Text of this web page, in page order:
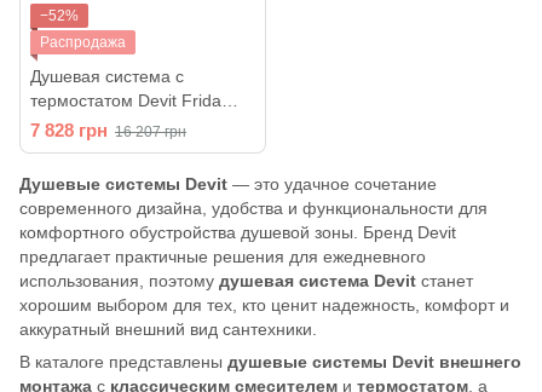
−52%
Распродажа
Душевая система с
термостатом Devit Frida
(цвет - чёрный матовый)
50502203B
7 828 грн 16 207 грн
Душевые системы Devit — это удачное сочетание
современного дизайна, удобства и функциональности для
комфортного обустройства душевой зоны. Бренд Devit
предлагает практичные решения для ежедневного
использования, поэтому душевая система Devit станет
хорошим выбором для тех, кто ценит надежность, комфорт и
аккуратный внешний вид сантехники.
В каталоге представлены душевые системы Devit внешнего
монтажа с классическим смесителем и термостатом , а